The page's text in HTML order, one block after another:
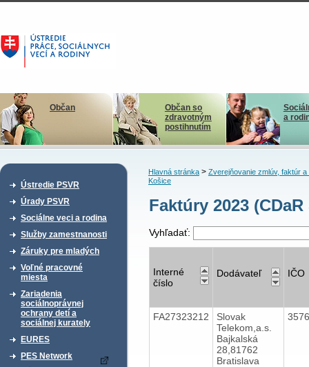
Občan
Občan so
zdravotným
postihnutím
a
Ústredie PSVR
Úrady PSVR
Sociálne veci a rodina
Služby zamestnanosti
Záruky pre mladých
Voľné pracovné
miesta
Zariadenia
sociálnoprávnej
ochrany detí a
sociálnej kurately
EURES
PES Network
Hlavná stránka> Zverejňovanie zmlúv, faktúr a
Košice
Faktúry 2023
Vyhľadať:
Interné
číslo
Dodávateľ IČO
FA27323212
Slovak
Telekom,a.s.
Bajkalská
28,81762
Bratislava